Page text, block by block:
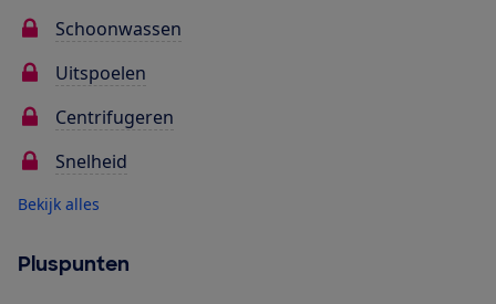
Schoonwassen
Uitspoelen
Centrifugeren
Snelheid
Bekijk alles
Pluspunten